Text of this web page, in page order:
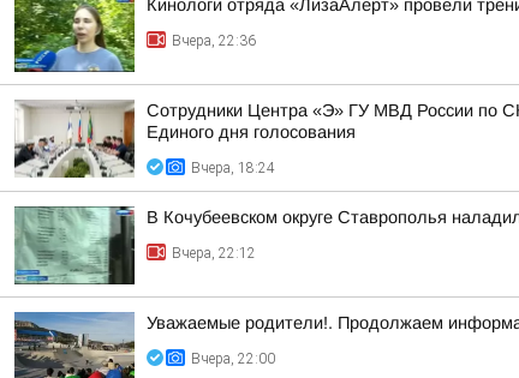
Кинологи отряда «ЛизаАлерт» провели
Вчера, 22:36
Сотрудники Центра «Э» ГУ МВД России по
Единого дня голосования
Вчера, 18:24
В Кочубеевском округе Ставрополья
Вчера, 22:12
Уважаемые родители!. Продолжаем
Вчера, 22:00